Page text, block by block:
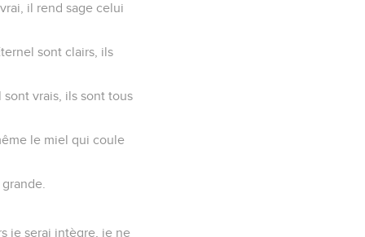
il rend sage celui
sont clairs, ils
sont vrais, ils sont tous
le miel qui coule
je serai intègre, je ne